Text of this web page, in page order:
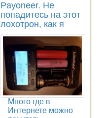
Payoneer. Не
попадитесь на этот
лохотрон, как я
Много где в
Интернете можно